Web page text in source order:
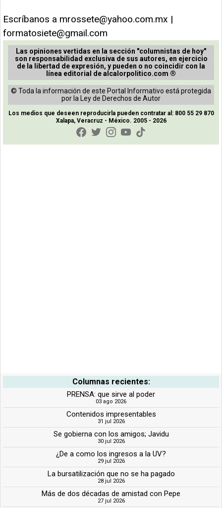
Escríbanos a mrossete@yahoo.com.mx |
formatosiete@gmail.com
Las opiniones vertidas en la sección "columnistas de hoy"
son responsabilidad exclusiva de sus autores, en ejercicio
de la libertad de expresión, y pueden o no coincidir con la
línea editorial de alcalorpolitico.com ®
© Toda la información de este Portal Informativo está protegida
por la Ley de Derechos de Autor
Los medios que deseen reproducirla pueden contratar al: 800 55 29 870
Xalapa, Veracruz - México. 2005 - 2026
Columnas recientes:
PRENSA: que sirve al poder
03 ago 2026
Contenidos impresentables
31 jul 2026
Se gobierna con los amigos; Javidu
30 jul 2026
¿De a como los ingresos a la UV?
29 jul 2026
La bursatilización que no se ha pagado
28 jul 2026
Más de dos décadas de amistad con Pepe
27 jul 2026